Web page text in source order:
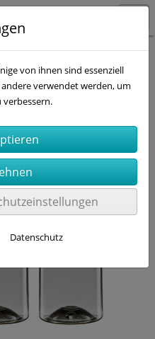
von ihnen sind essenziell
verwendet werden, um
verbessern.
Datenschutz